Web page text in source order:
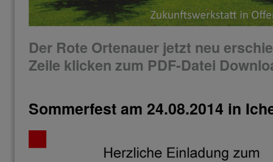
Der Rote Ortenauer jetzt neu
Zeile klicken zum PDF-Datei
Sommerfest am 24.08.2014 in